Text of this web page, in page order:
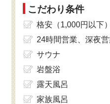
こだわり条件
格安（1,000円以下）
24時間営業、深夜営
サウナ
岩盤浴
露天風呂
家族風呂